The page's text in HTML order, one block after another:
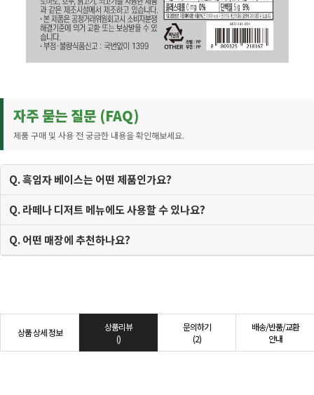
자주 묻는 질문 (FAQ)
제품 구매 및 사용 전 궁금한 내용을 확인해보세요.
Q. 흑임자 베이스는 어떤 제품인가요?
Q. 라떼나 디저트 메뉴에도 사용할 수 있나요?
Q. 어떤 매장에 추천하나요?
상품 상세 정보
상품리뷰
()
문의하기
(2)
배송/반품/교환
안내